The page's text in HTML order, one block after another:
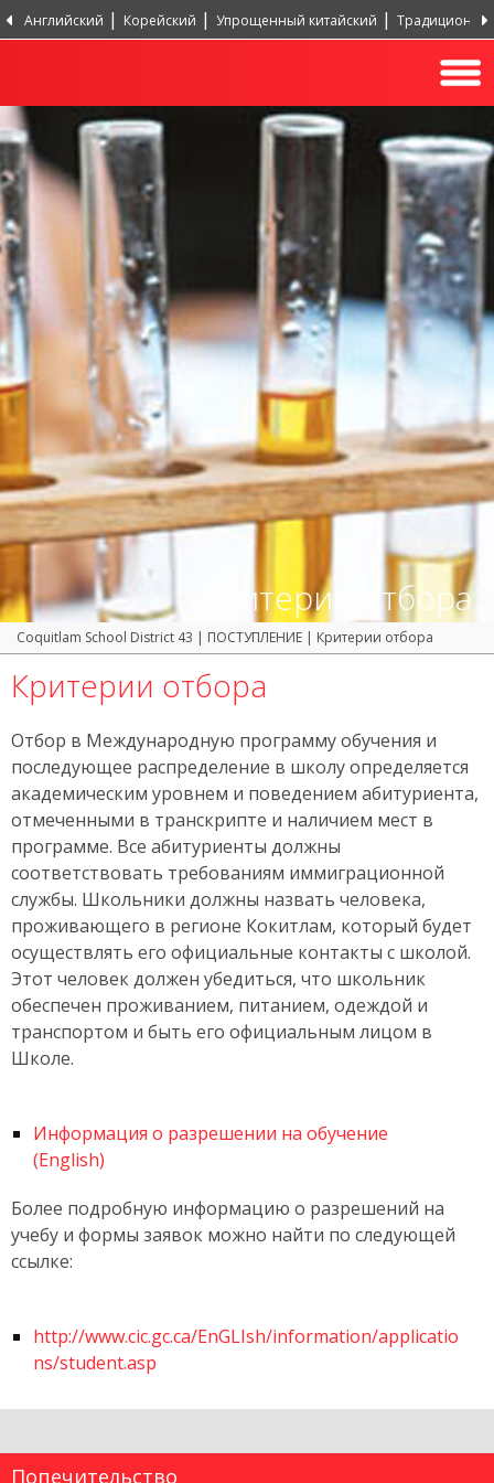
Английский Корейский Упрощенный китайский
Критерии отбора
Coquitlam School District 43 | ПОСТУПЛЕНИЕ | Критерии отбора
Критерии отбора
Отбор в Международную программу обучения и
последующее распределение в школу определяется
академическим уровнем и поведением абитуриента,
отмеченными в транскрипте и наличием мест в
программе. Все абитуриенты должны
соответствовать требованиям иммиграционной
службы. Школьники должны назвать человека,
проживающего в регионе Кокитлам, который будет
осуществлять его официальные контакты с школой.
Этот человек должен убедиться, что школьник
обеспечен проживанием, питанием, одеждой и
транспортом и быть его официальным лицом в
Школе.
Информация о разрешении на обучение
(English)
Более подробную информацию о разрешений на
учебу и формы заявок можно найти по следующей
ссылке:
http://www.cic.gc.ca/EnGLIsh/information/applicatio
ns/student.asp
Попечительство